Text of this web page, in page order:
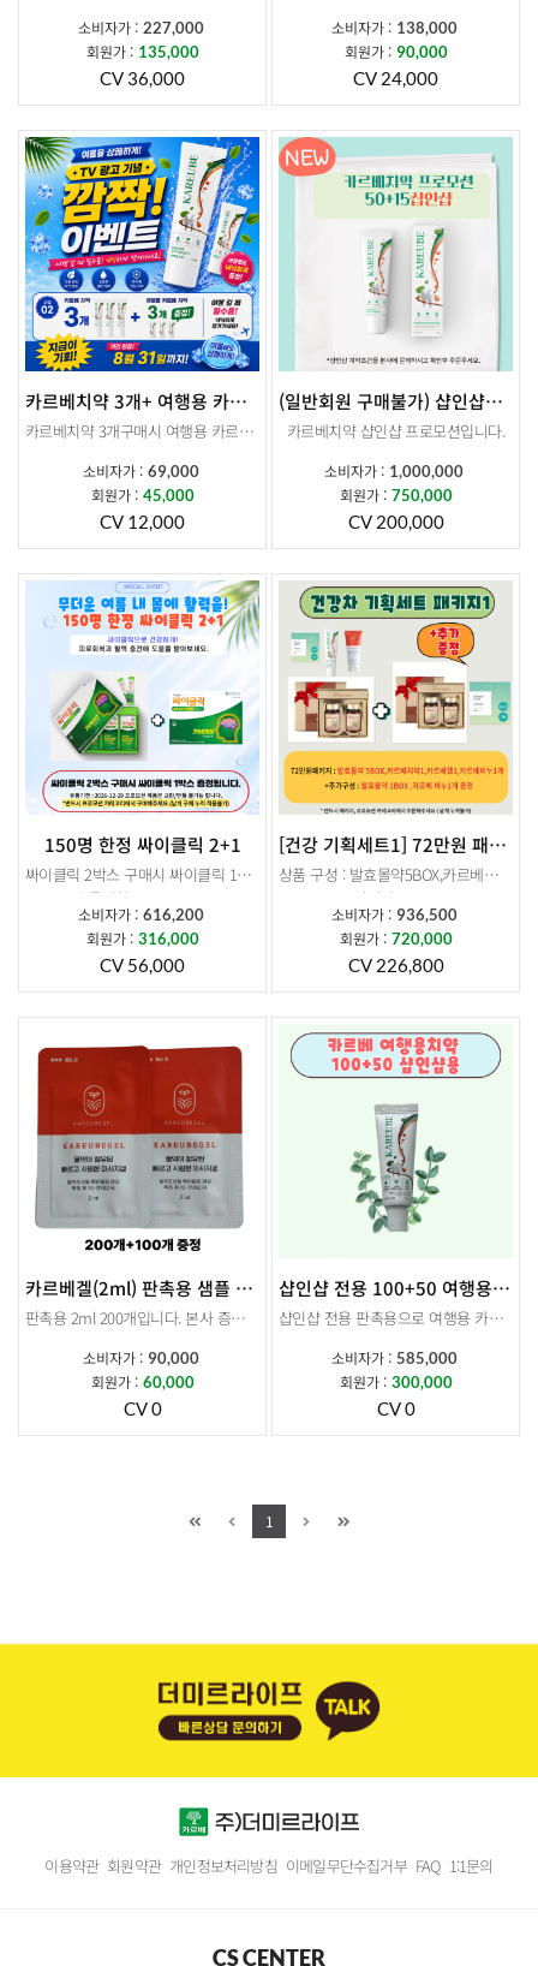
소비자가 : 227,000
회원가 : 135,000
CV 36,000
소비자가 : 138,000
회원가 : 90,000
CV 24,000
카르베치약 3개+ 여행용 카르베치약3개 증정
카르베치약 3개구매시 여행용 카르베치약 3개 증정
소비자가 : 69,000
회원가 : 45,000
CV 12,000
(일반회원 구매불가) 샵인샵만 주문가능 프로모션 샵인샵 카르베치약 50+15
카르베치약 샵인샵 프로모션입니다.
상품 구성 : 카르베 치약 50개
소비자가: 10,000,000
회원가: 750,000
▶추가 구성 : 카르베치약 15개
소비자가 : 300,000
회원가 : 225,000 상당 추가 구성이 함께 발송됩니다.
샵인샵 계약조건을 본사에 문의하시고 확인후 주문주세요.
소비자가 : 1,000,000
회원가 : 750,000
CV 200,000
150명 한정 싸이클릭 2+1
싸이클릭 2박스 구매시 싸이클릭 1박스 증정됩니다.
유통기한 : 2026-12-29
프로모션 제품은 교환/반품 불가능 합니다.
*반드시 프로모션 카테고리에서 구매해주세요.(낱개 구매 누적 적용불가)
소비자가 : 616,200
회원가 : 316,000
CV 56,000
[건강 기획세트1] 72만원 패키지
상품 구성 : 발효몰약5BOX,카르베치약1개,카르베겔1개,카르베비누1개
소비자가: 936,500
회원가:720,000
CV:226,800
▶추가 구성: 발효몰약1BOX ,카르베 비누1개
소비자가 : 191,100
회원가 : 147,000
소비자가 : 936,500
회원가 : 720,000
CV 226,800
카르베겔(2ml) 판촉용 샘플 200개+100개
판촉용 2ml 200개입니다. 본사 증정으로 100개 추가발송됩니다.
소비자가 : 90,000
회원가 : 60,000
CV 0
샵인샵 전용 100+50 여행용 카르베치약(20g)
샵인샵 전용 판촉용으로 여행용 카르베치약20g 100+50 프로모션입니다.
소비자가 : 585,000
회원가 : 300,000
CV 0
1
이용약관 회원약관 개인정보처리방침 이메일무단수집거부 FAQ 1:1문의
CS CENTER